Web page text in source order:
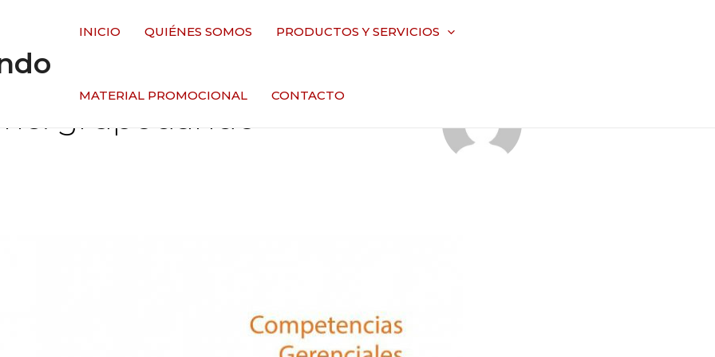
INICIO QUIÉNES SOMOS PRODUCTOS Y SERVICIOS
MATERIAL PROMOCIONAL CONTACTO
grupodando